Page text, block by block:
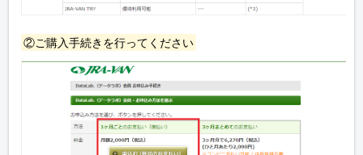
②ご購入手続きを行ってください